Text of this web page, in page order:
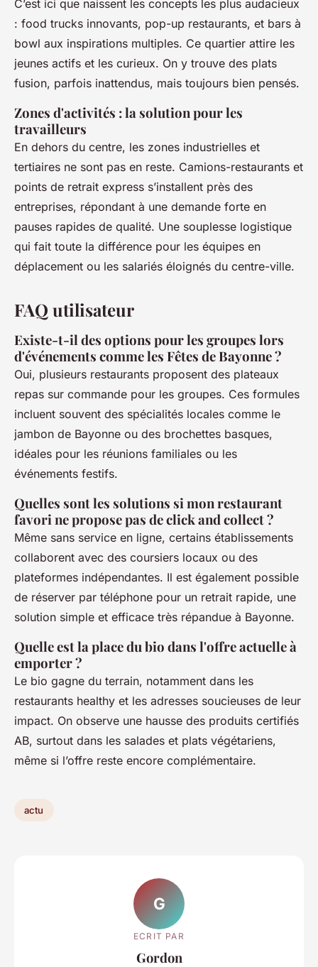
C’est ici que naissent les concepts les plus audacieux
: food trucks innovants, pop-up restaurants, et bars à
bowl aux inspirations multiples. Ce quartier attire les
jeunes actifs et les curieux. On y trouve des plats
fusion, parfois inattendus, mais toujours bien pensés.
Zones d'activités : la solution pour les
travailleurs
En dehors du centre, les zones industrielles et
tertiaires ne sont pas en reste. Camions-restaurants et
points de retrait express s’installent près des
entreprises, répondant à une demande forte en
pauses rapides de qualité. Une souplesse logistique
qui fait toute la différence pour les équipes en
déplacement ou les salariés éloignés du centre-ville.
FAQ utilisateur
Existe-t-il des options pour les groupes lors
d'événements comme les Fêtes de Bayonne ?
Oui, plusieurs restaurants proposent des plateaux
repas sur commande pour les groupes. Ces formules
incluent souvent des spécialités locales comme le
jambon de Bayonne ou des brochettes basques,
idéales pour les réunions familiales ou les
événements festifs.
Quelles sont les solutions si mon restaurant
favori ne propose pas de click and collect ?
Même sans service en ligne, certains établissements
collaborent avec des coursiers locaux ou des
plateformes indépendantes. Il est également possible
de réserver par téléphone pour un retrait rapide, une
solution simple et efficace très répandue à Bayonne.
Quelle est la place du bio dans l'offre actuelle à
emporter ?
Le bio gagne du terrain, notamment dans les
restaurants healthy et les adresses soucieuses de leur
impact. On observe une hausse des produits certifiés
AB, surtout dans les salades et plats végétariens,
même si l’offre reste encore complémentaire.
actu
G
ECRIT PAR
Gordon